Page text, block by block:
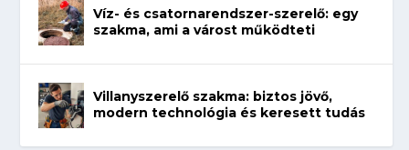
Víz- és csatornarendszer-szerelő: egy
szakma, ami a várost működteti
Villanyszerelő szakma: biztos jövő,
modern technológia és keresett tudás